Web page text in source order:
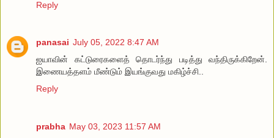
Reply
panasai July 05, 2022 8:47 AM
ஐயாவின் கட்டுரைகளைத் தொடர்ந்து படித்து வந்திருக்கிறேன்.
இணையத்தளம் மீண்டும் இயங்குவது மகிழ்ச்சி..
Reply
prabha May 03, 2023 11:57 AM